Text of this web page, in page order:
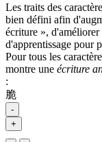
Les traits des
bien défini afin
écriture »,
d'apprentissage pour
Pour tous les
montre une écriture
:
脆
-
+